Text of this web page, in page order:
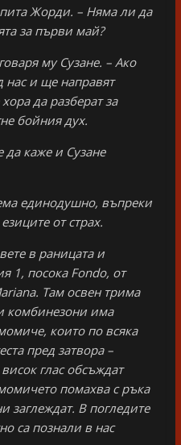
Жорди. – Няма ли да
за първи май?
му Сузане. – Ако
нас и ще направят
да разберат за
бойния дух.
каже и Сузане
единодушно, въпреки
от страх.
в раницата и
1, посока Fondo, от
. Там освен трима
комбинезони има
които по всяка
пред затвора –
глас обсъждат
помахва с ръка
заглеждат. В погледите
са познали в нас